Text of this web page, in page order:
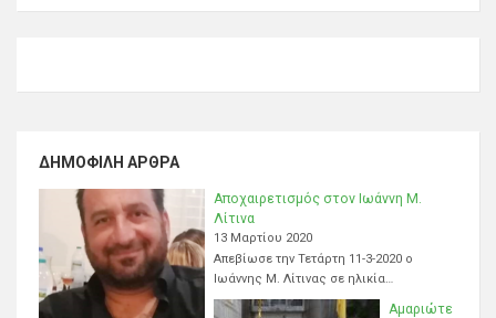
ΔΗΜΟΦΙΛΉ ΆΡΘΡΑ
Αποχαιρετισμός στον Ιωάννη Μ.
Λίτινα
13 Μαρτίου 2020
Απεβίωσε την Τετάρτη 11-3-2020 ο
Ιωάννης Μ. Λίτινας σε ηλικία…
Αμαριώτε